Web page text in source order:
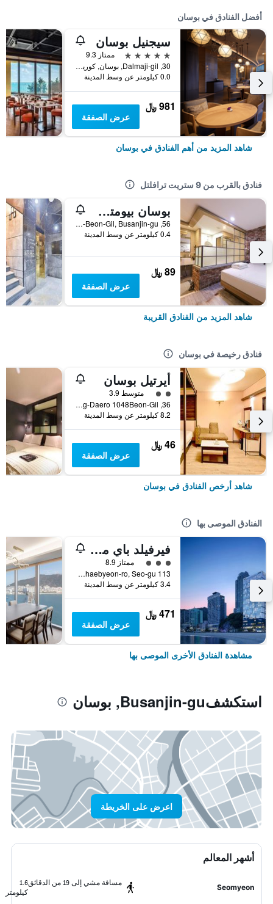
أفضل الفنادق في بوسان
سيجنيل بوسان
5 نجوم
ممتاز 9.3
30, Dalmaji-gil, بوسان, كوريا الجنوبية
0.0 كيلومتر عن وسط المدينة
981 ﷼
عرض الصفقة
شاهد المزيد من أهم الفنادق في بوسان
فنادق بالقرب من 9 ستريت ترافلتل
بوسان بيومتشيندونج سي
56, Pyeonghwa-ro 3-Beon-Gil, Busanjin-gu, بوسان, كوريا الجنوبية
0.4 كيلومتر عن وسط المدينة
89 ﷼
عرض الصفقة
شاهد المزيد من الفنادق القريبة
فنادق رخيصة في بوسان
أيرتيل بوسان
تقييم فئة 2متوسط 3.9
36, Nakdong-Daero 1048Beon-Gil, بوسان, كوريا الجنوبية
8.2 كيلومتر عن وسط المدينة
46 ﷼
عرض الصفقة
شاهد أرخص الفنادق في بوسان
الفنادق الموصى بها
فيرفيلد باي ماريوت بوسان سونجدو بيتش
تقييم فئة 3ممتاز 8.9
113 Songdohaebyeon-ro, Seo-gu, بوسان, كوريا الجنوبية
3.4 كيلومتر عن وسط المدينة
471 ﷼
عرض الصفقة
مشاهدة الفنادق الأخرى الموصى بها
استكشفBusanjin-gu, بوسان
اعرض على الخريطة
أشهر المعالم
Seomyeon
مسافة مشي إلى 19 من الدقائق
1.6
كيلومتر